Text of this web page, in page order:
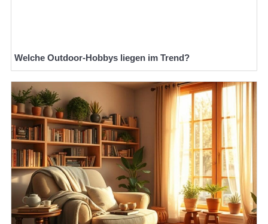
Welche Outdoor-Hobbys liegen im Trend?